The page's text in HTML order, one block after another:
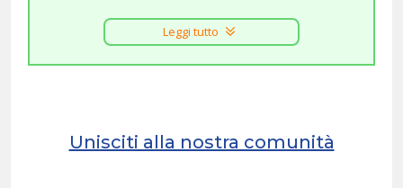
Unisciti alla nostra comunità
Leggi tutto